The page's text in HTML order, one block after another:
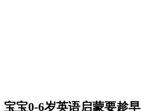
宝宝0-6岁英语启蒙要趁早